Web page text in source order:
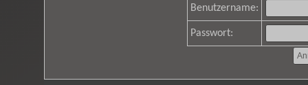
Benutzername:
Passwort: